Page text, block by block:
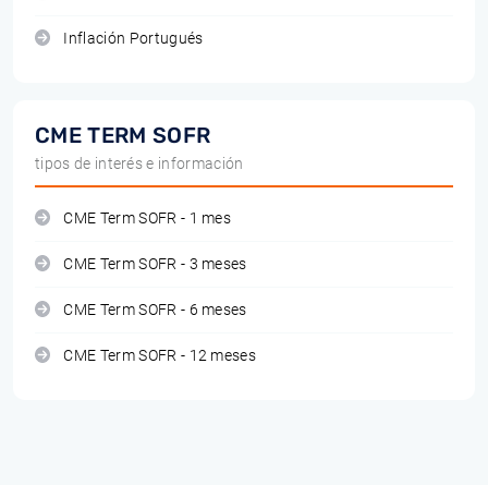
Inflación Portugués
CME TERM SOFR
tipos de interés e información
CME Term SOFR - 1 mes
CME Term SOFR - 3 meses
CME Term SOFR - 6 meses
CME Term SOFR - 12 meses